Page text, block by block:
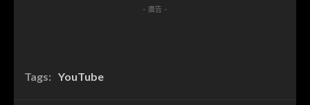
- 廣告 -
Tags: YouTube